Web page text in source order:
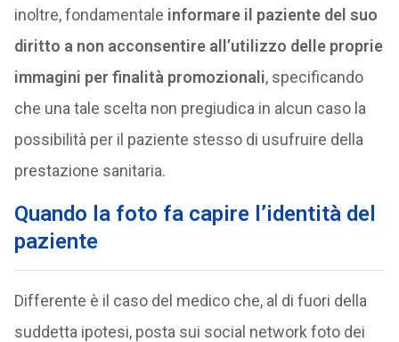
inoltre, fondamentale informare il paziente del suo
diritto a non acconsentire all’utilizzo delle proprie
immagini per finalità promozionali, specificando
che una tale scelta non pregiudica in alcun caso la
possibilità per il paziente stesso di usufruire della
prestazione sanitaria.
Quando la foto fa capire l’identità del
paziente
Differente è il caso del medico che, al di fuori della
suddetta ipotesi, posta sui social network foto dei